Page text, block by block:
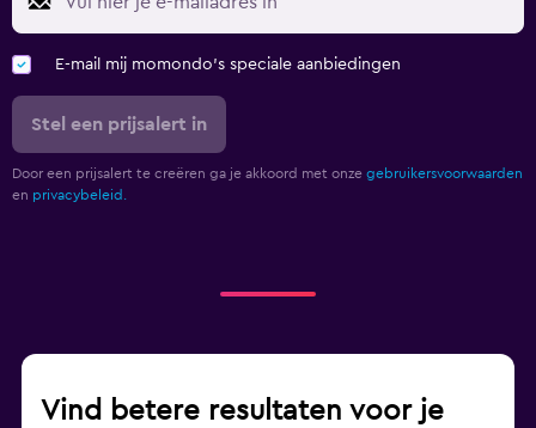
E-mail mij momondo's speciale aanbiedingen
Stel een prijsalert in
Door een prijsalert te creëren ga je akkoord met onze gebruikersvoorwaarden
en privacybeleid.
Vind betere resultaten voor je